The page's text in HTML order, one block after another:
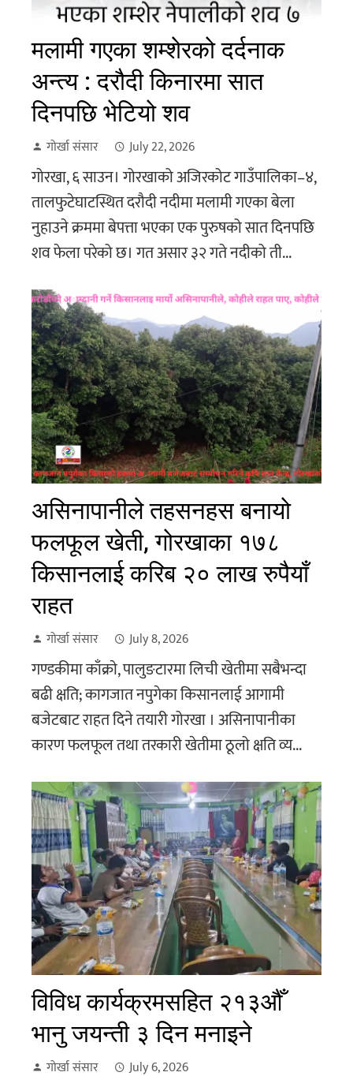
मलामी गएका शम्शेरको दर्दनाक
अन्त्य : दरौदी किनारमा सात
दिनपछि भेटियो शव
गोर्खा संसार July 22, 2026
गोरखा, ६ साउन। गोरखाको अजिरकोट गाउँपालिका–४,
तालफुटेघाटस्थित दरौदी नदीमा मलामी गएका बेला
नुहाउने क्रममा बेपत्ता भएका एक पुरुषको सात दिनपछि
शव फेला परेको छ। गत असार ३२ गते नदीको ती...
असिनापानीले तहसनहस बनायो
फलफूल खेती, गोरखाका १७८
किसानलाई करिब २० लाख रुपैयाँ
राहत
गोर्खा संसार July 8, 2026
गण्डकीमा काँक्राे, पालुङटारमा लिची खेतीमा सबैभन्दा
बढी क्षति; कागजात नपुगेका किसानलाई आगामी
बजेटबाट राहत दिने तयारी गोरखा । असिनापानीका
कारण फलफूल तथा तरकारी खेतीमा ठूलो क्षति व्य...
विविध कार्यक्रमसहित २१३औँ
भानु जयन्ती ३ दिन मनाइने
गोर्खा संसार July 6, 2026